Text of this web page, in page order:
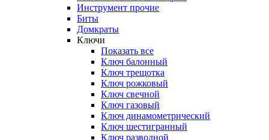
Инструмент прочиe
Биты
Домкраты
Ключи
Показать все
Ключ балонный
Ключ трещотка
Ключ рожковый
Ключ свечной
Ключ газовый
Ключ динамометрический
Ключ шестигранный
Ключ разводной